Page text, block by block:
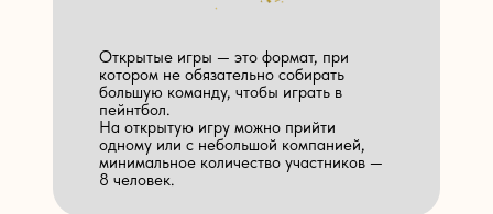
Открытые игры — это формат, при
котором не обязательно собирать
большую команду, чтобы играть в
пейнтбол.
На открытую игру можно прийти
одному или с небольшой компанией,
минимальное количество участников —
8 человек.